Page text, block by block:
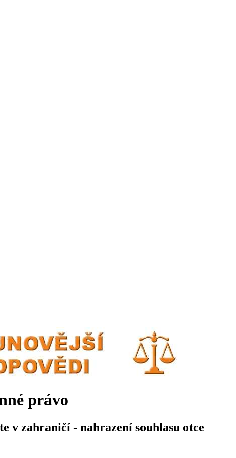
právo
v zahraničí - nahrazení souhlasu otce